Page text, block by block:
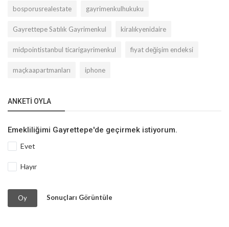
bosporusrealestate gayrimenkulhukuku
Gayrettepe Satılık Gayrimenkul kiralıkyenidaire
midpointistanbul ticarigayrimenkul fiyat değişim endeksi
maçkaapartmanları iphone
ANKETI OYLA
Emekliliğimi Gayrettepe'de geçirmek istiyorum.
Evet
Hayır
Oy Sonuçları Görüntüle